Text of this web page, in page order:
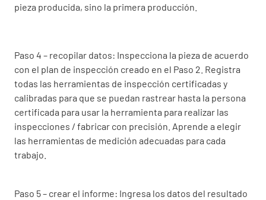
pieza producida, sino la primera producción.
Paso 4 – recopilar datos: Inspecciona la pieza de acuerdo
con el plan de inspección creado en el Paso 2. Registra
todas las herramientas de inspección certificadas y
calibradas para que se puedan rastrear hasta la persona
certificada para usar la herramienta para realizar las
inspecciones / fabricar con precisión. Aprende a elegir
las herramientas de medición adecuadas para cada
trabajo.
Paso 5 – crear el informe: Ingresa los datos del resultado